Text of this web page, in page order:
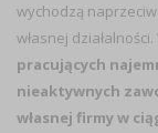
wychodzą
własnej
pracujących
nieaktywnych
własnej firmy w